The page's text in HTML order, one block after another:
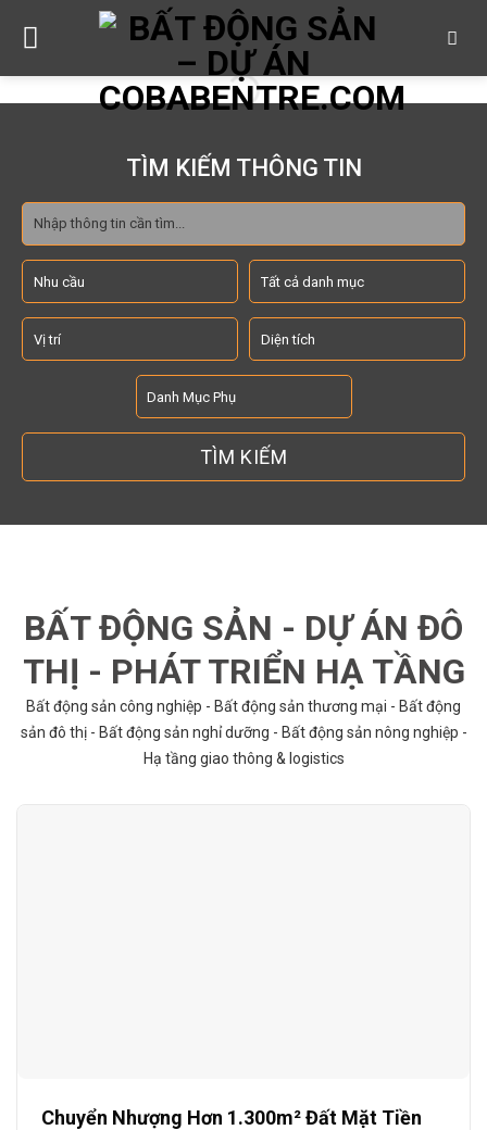
TÌM KIẾM THÔNG TIN
BẤT ĐỘNG SẢN - DỰ ÁN ĐÔ
THỊ - PHÁT TRIỂN HẠ TẦNG
Bất động sản công nghiệp - Bất động sản thương mại - Bất động
sản đô thị - Bất động sản nghỉ dưỡng - Bất động sản nông nghiệp -
Hạ tầng giao thông & logistics
Chuyển Nhượng Hơn 1.300m² Đất Mặt Tiền